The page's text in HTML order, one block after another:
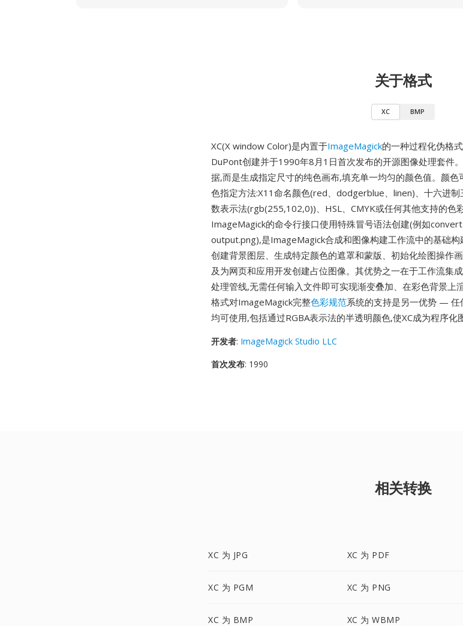
关于格式
XC BMP
XC(X window Color)是内置于ImageMagick的一种过程化伪格
DuPont创建并于1990年8月1日首次发布的开源图像处理套件
据,而是生成指定尺寸的纯色画布,填充单一均匀的颜色值。颜
色指定方法:X11命名颜色(red、dodgerblue、linen)、十六进
数表示法(rgb(255,102,0))、HSL、CMYK或任何其他支持的色
ImageMagick的命令行接口使用特殊冒号语法创建(例如
output.png),是ImageMagick合成和图像构建工作流中的基础
创建背景图层、生成特定颜色的遮罩和蒙版、初始化绘图操作
及为网页和应用开发创建占位图像。其优势之一在于工作流集
处理管线,无需任何输入文件即可实现渐变叠加、在彩色背景上
格式对ImageMagick完整色彩规范系统的支持是另一优势 — 任
均可使用,包括通过RGBA表示法的半透明颜色,使XC成为程序化
开发者: ImageMagick Studio LLC
首次发布: 1990
相关转换
XC 为 JPG XC 为 PDF
XC 为 PGM XC 为 PNG
XC 为 BMP XC 为 WBMP